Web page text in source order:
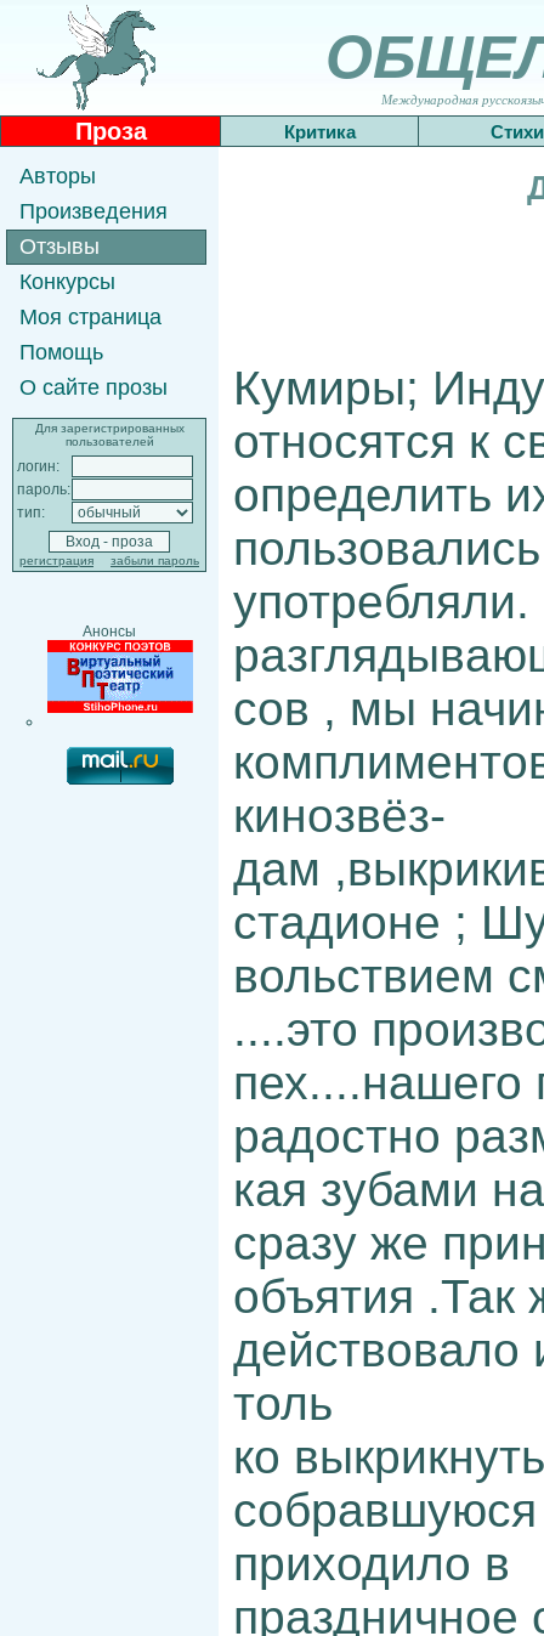
Международная
Проза Критика Стихи
Авторы
Произведения
Отзывы
Конкурсы
Моя страница
Помощь
О сайте прозы
Для зарегистрированных
пользователей
логин:
пароль:
тип:
регистрация забыли пароль
Анонсы
Кумиры;
относятся к
определить
сов , мы
кинозвёз-
дам
стадионе ;
вольствием
....это
пех....нашего
радостно
кая зубами
сразу же
объятия .Так
толь
ко
приходило в